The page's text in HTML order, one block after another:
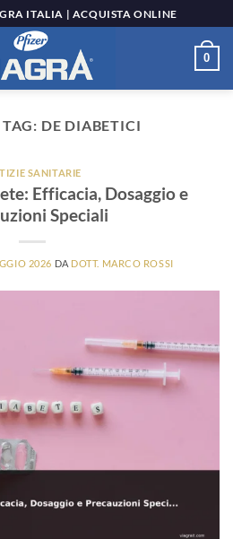
ITALIA | ACQUISTA ONLINE
0
DE DIABETICI
SANITARIE
Efficacia, Dosaggio e
Speciali
2026 DA DOTT. MARCO ROSSI